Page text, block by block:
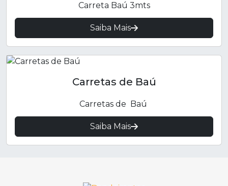
Carreta Baú 3mts
Saiba Mais
Carretas de Baú
Carretas de Baú
Saiba Mais